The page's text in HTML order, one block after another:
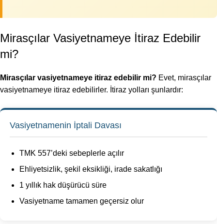
Mirasçılar Vasiyetnameye İtiraz Edebilir
mi?
Mirasçılar vasiyetnameye itiraz edebilir mi? Evet, mirasçılar
vasiyetnameye itiraz edebilirler. İtiraz yolları şunlardır:
Vasiyetnamenin İptali Davası
TMK 557’deki sebeplerle açılır
Ehliyetsizlik, şekil eksikliği, irade sakatlığı
1 yıllık hak düşürücü süre
Vasiyetname tamamen geçersiz olur